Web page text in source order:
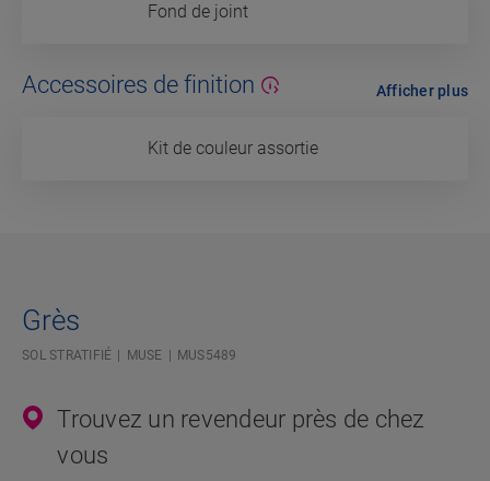
Fond de joint
Accessoires de finition
Kit de couleur assortie
Afficher plus
Grès
SOL STRATIFIÉ MUSE MUS5489
Trouvez un revendeur près de chez
vous